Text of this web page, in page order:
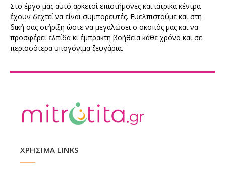
Στο έργο μας αυτό αρκετοί επιστήμονες και ιατρικά κέντρα
έχουν δεχτεί να είναι συμπορευτές. Ευελπιστούμε και στη
δική σας στήριξη ώστε να μεγαλώσει ο σκοπός μας και να
προσφέρει ελπίδα κι έμπρακτη βοήθεια κάθε χρόνο και σε
περισσότερα υπογόνιμα ζευγάρια.
ΧΡΗΣΙΜΑ LINKS